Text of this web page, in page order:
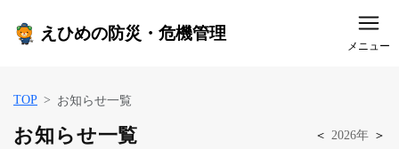
えひめの防災・危機管理
メニュー
TOP お知らせ一覧
お知らせ一覧 ＜ 2026年 ＞